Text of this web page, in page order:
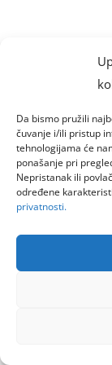
Da bismo pružili
čuvanje i/ili pristup
tehnologijama će
ponašanje pri
Nepristanak ili
određene
privatnosti.